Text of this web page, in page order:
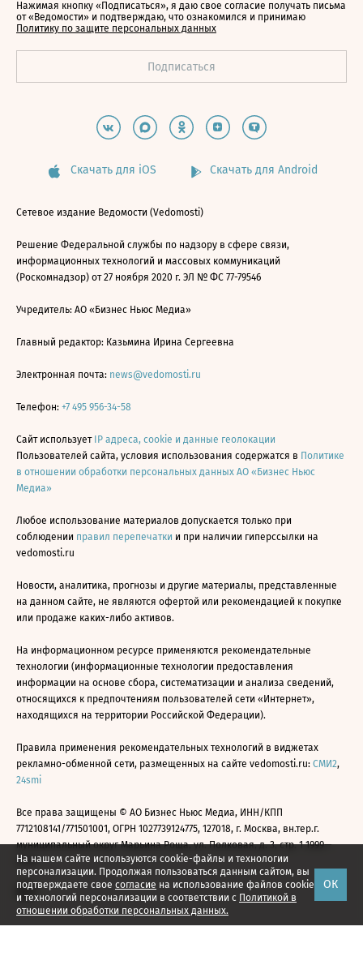
На нашем сайте используются cookie-файлы и технологии
персонализации. Продолжая пользоваться данным сайтом, вы
подтверждаете свое согласие на использование файлов cookie
и технологий персонализации в соответствии с Политикой в
отношении обработки персональных данных.
ОК
Нажимая кнопку «Подписаться», я даю свое согласие получать письма
от «Ведомости» и подтверждаю, что ознакомился и принимаю
Политику по защите персональных данных
Скачать для iOS Скачать для Android
Сетевое издание Ведомости (Vedomosti)
Решение Федеральной службы по надзору в сфере связи,
информационных технологий и массовых коммуникаций
(Роскомнадзор) от 27 ноября 2020 г. ЭЛ № ФС 77-79546
Учредитель: АО «Бизнес Ньюс Медиа»
Главный редактор: Казьмина Ирина Сергеевна
Электронная почта: news@vedomosti.ru
Телефон: +7 495 956-34-58
Сайт использует IP адреса, cookie и данные геолокации
Пользователей сайта, условия использования содержатся в Политике
в отношении обработки персональных данных АО «Бизнес Ньюс
Медиа»
Любое использование материалов допускается только при
соблюдении правил перепечатки и при наличии гиперссылки на
vedomosti.ru
Новости, аналитика, прогнозы и другие материалы, представленные
на данном сайте, не являются офертой или рекомендацией к покупке
или продаже каких-либо активов.
На информационном ресурсе применяются рекомендательные
технологии (информационные технологии предоставления
информации на основе сбора, систематизации и анализа сведений,
относящихся к предпочтениям пользователей сети «Интернет»,
находящихся на территории Российской Федерации).
Правила применения рекомендательных технологий в виджетах
рекламно-обменной сети, размещенных на сайте vedomosti.ru: СМИ2,
24smi
Все права защищены © АО Бизнес Ньюс Медиа, ИНН/КПП
7712108141/771501001, ОГРН 1027739124775, 127018, г. Москва, вн.тер.г.
муниципальный округ Марьина Роща, ул. Полковая, д. 3, стр. 1 1999—
2026